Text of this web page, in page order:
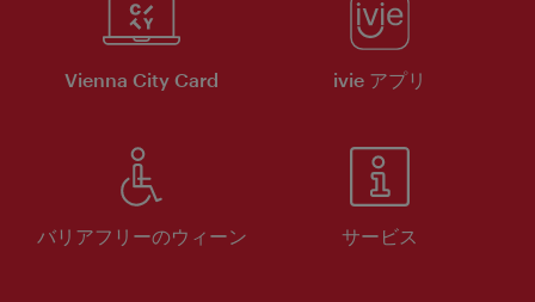
Vienna City Card ivie アプリ
バリアフリーのウィーン サービス